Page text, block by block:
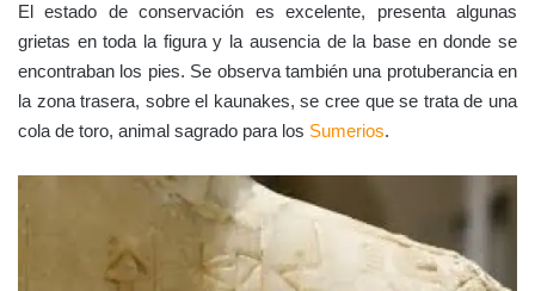
El estado de conservación es excelente, presenta algunas
grietas en toda la figura y la ausencia de la base en donde se
encontraban los pies. Se observa también una protuberancia en
la zona trasera, sobre el kaunakes, se cree que se trata de una
cola de toro, animal sagrado para los Sumerios.